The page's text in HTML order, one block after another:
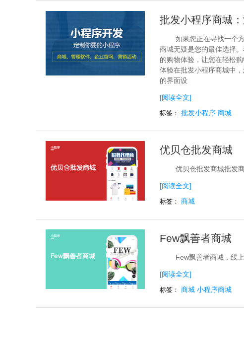
批发小程序商城
如果您正在寻找一个
商城无疑是您的最佳选择
的购物体验，让您在轻松
体验在批发小程序商城中
的界面设
[阅读全文]
标签： 批发小程序 商城
优贝仓批发商城
优贝仓批发商城批发
[阅读全文]
标签： 商城
Few飘善者商城
Few飘善者商城，线
[阅读全文]
标签： 商城 小程序商城